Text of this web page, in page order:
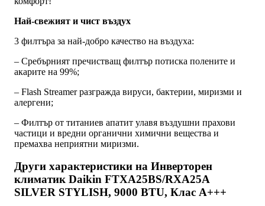
Най-свежият и чист въздух
3 филтъра за най-добро качество на въздуха:
– Сребърният пречистващ филтър потиска полените и
акарите на 99%;
– Flash Streamer разгражда вируси, бактерии, миризми и
алергени;
– Филтър от титаниев апатит улавя въздушни прахови
частици и вредни органични химични вещества и
премахва неприятни миризми.
Други характеристики на Инверторен
климатик Daikin FTXA25BS/RXA25A
SILVER STYLISH, 9000 BTU, Клас A+++